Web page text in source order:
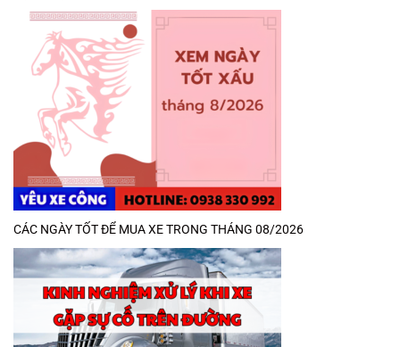
CÁC NGÀY TỐT ĐỂ MUA XE TRONG THÁNG 08/2026